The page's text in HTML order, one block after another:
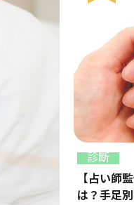
診断
【占い師
は？手足